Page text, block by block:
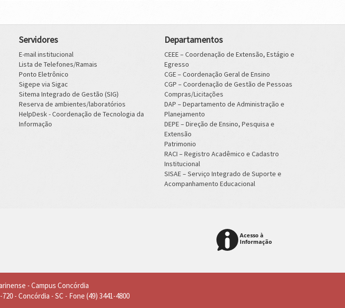
Servidores
E-mail institucional
Lista de Telefones/Ramais
Ponto Eletrônico
Sigepe via Sigac
Sitema Integrado de Gestão (SIG)
Reserva de ambientes/laboratórios
HelpDesk - Coordenação de Tecnologia da
Informação
Departamentos
CEEE – Coordenação de Extensão, Estágio e
Egresso
CGE – Coordenação Geral de Ensino
CGP – Coordenação de Gestão de Pessoas
Compras/Licitações
DAP – Departamento de Administração e
Planejamento
DEPE – Direção de Ensino, Pesquisa e
Extensão
Patrimonio
RACI – Registro Acadêmico e Cadastro
Institucional
SISAE – Serviço Integrado de Suporte e
Acompanhamento Educacional
- Campus Concórdia
- Concórdia - SC - Fone (49) 3441-4800